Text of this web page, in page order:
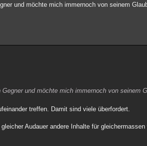
und möchte mich immernoch von seinem
und möchte mich immernoch von seinem
treffen. Damit sind viele überfordert.
Audauer andere Inhalte für gleichermassen